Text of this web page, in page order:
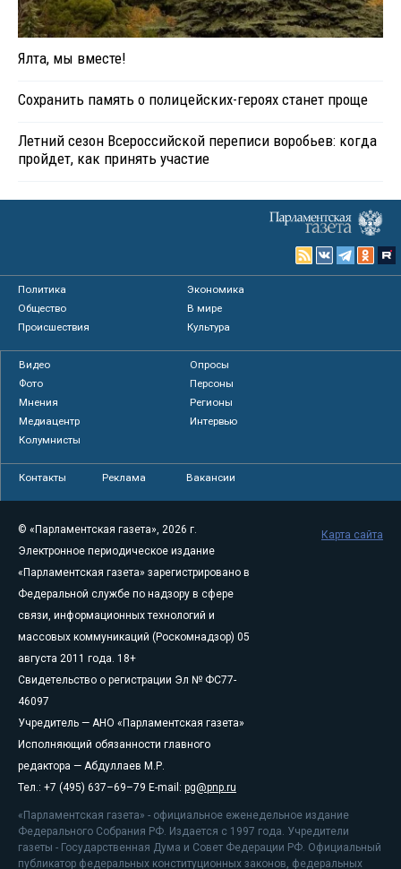
Ялта, мы вместе!
Сохранить память о полицейских-героях станет проще
Летний сезон Всероссийской переписи воробьев: когда
пройдет, как принять участие
Политика
Экономика
Общество
В мире
Происшествия
Культура
Видео
Опросы
Фото
Персоны
Мнения
Регионы
Медиацентр
Интервью
Колумнисты
Контакты Реклама Вакансии
© «Парламентская газета», 2026 г.
Электронное периодическое издание
«Парламентская газета» зарегистрировано в
Федеральной службе по надзору в сфере
связи, информационных технологий и
массовых коммуникаций (Роскомнадзор) 05
августа 2011 года. 18+
Свидетельство о регистрации Эл № ФС77-
46097
Учредитель — АНО «Парламентская газета»
Исполняющий обязанности главного
редактора — Абдуллаев М.Р.
Тел.: +7 (495) 637–69–79 E-mail: pg@pnp.ru
«Парламентская газета» - официальное еженедельное издание
Федерального Собрания РФ. Издается с 1997 года. Учредители
газеты - Государственная Дума и Совет Федерации РФ. Официальный
публикатор федеральных конституционных законов, федеральных
Карта сайта